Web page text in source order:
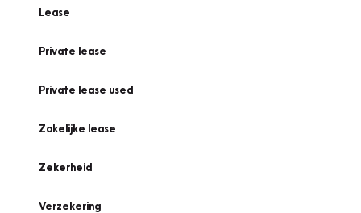
Lease
Private lease
Private lease used
Zakelijke lease
Zekerheid
Verzekering